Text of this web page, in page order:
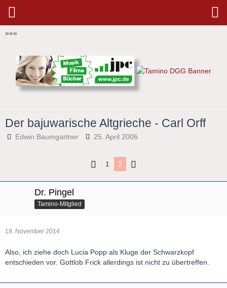
»»»
Der bajuwarische Altgrieche - Carl Orff
Edwin Baumgartner 25. April 2006
1 2
Dr. Pingel
Tamino-Mitglied
18. November 2014
Also, ich ziehe doch Lucia Popp als Kluge der Schwarzkopf
entschieden vor. Gottlob Frick allerdings ist nicht zu übertreffen.